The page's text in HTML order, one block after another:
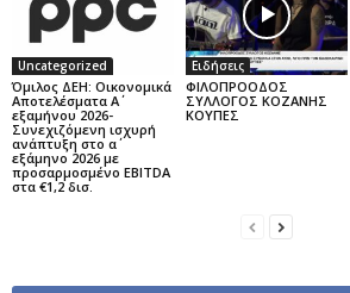
Uncategorized
Όμιλος ΔΕΗ: Οικονομικά
Αποτελέσματα Α΄
εξαμήνου 2026-
Συνεχιζόμενη ισχυρή
ανάπτυξη στο α΄
εξάμηνο 2026 με
προσαρμοσμένο EBITDA
στα €1,2 δισ.
Ειδήσεις
ΦΙΛΟΠΡΟΟΔΟΣ
ΣΥΛΛΟΓΟΣ ΚΟΖΑΝΗΣ
ΚΟΥΠΕΣ